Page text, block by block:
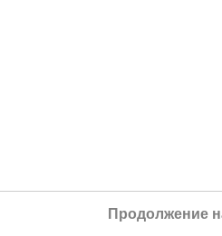
Продолжение